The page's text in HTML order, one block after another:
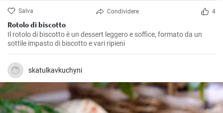
Salva Condividere 4
Rotolo di biscotto
Il rotolo di biscotto è un dessert leggero e soffice, formato da un
sottile impasto di biscotto e vari ripieni
skatulkavkuchyni